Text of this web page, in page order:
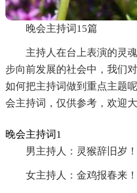
晚会主持词15篇
主持人在台上表演的灵
步向前发展的社会中，我们
如何把主持词做到重点主题
会主持词，仅供参考，欢迎大
晚会主持词1
男主持人：灵猴辞旧岁！
女主持人：金鸡报春来！